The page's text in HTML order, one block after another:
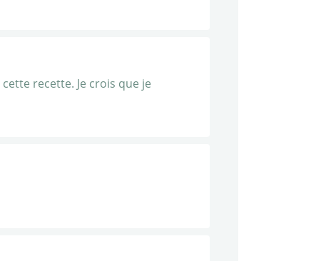
recette. Je crois que je